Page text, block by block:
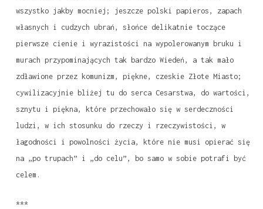
wszystko jakby mocniej; jeszcze polski papieros, zapach
własnych i cudzych ubrań, słońce delikatnie toczące
pierwsze cienie i wyrazistości na wypolerowanym bruku i
murach przypominających tak bardzo Wiedeń, a tak mało
zdławione przez komunizm, piękne, czeskie Złote Miasto;
cywilizacyjnie bliżej tu do serca Cesarstwa, do wartości,
sznytu i piękna, które przechowało się w serdeczności
ludzi, w ich stosunku do rzeczy i rzeczywistości, w
łagodności i powolności życia, które nie musi opierać się
na „po trupach” i „do celu”, bo samo w sobie potrafi być
celem.
***